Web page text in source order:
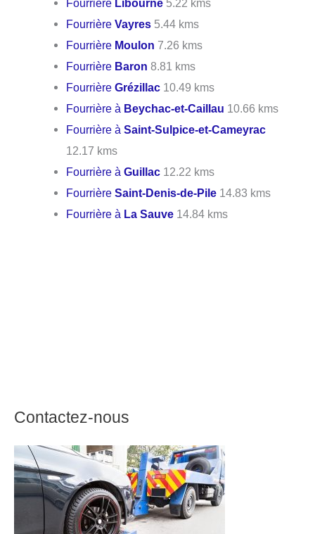
Fourrière Libourne 5.22 kms
FourrièreVayres 5.44 kms
Fourrière Moulon 7.26 kms
Fourrière Baron 8.81 kms
FourrièreGrézillac 10.49 kms
Fourrière à Beychac-et-Caillau 10.66 kms
Fourrière àSaint-Sulpice-et-Cameyrac
12.17 kms
Fourrière àGuillac 12.22 kms
FourrièreSaint-Denis-de-Pile 14.83 kms
Fourrière à La Sauve 14.84 kms
Contactez-nous